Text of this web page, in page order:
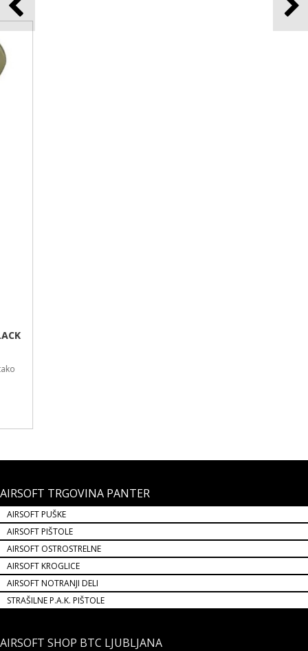
AIRSOFT TRGOVINA PANTER
AIRSOFT PUŠKE
AIRSOFT PIŠTOLE
AIRSOFT OSTROSTRELNE
AIRSOFT KROGLICE
AIRSOFT NOTRANJI DELI
STRAŠILNE P.A.K. PIŠTOLE
AIRSOFT SHOP BTC LJUBLJANA